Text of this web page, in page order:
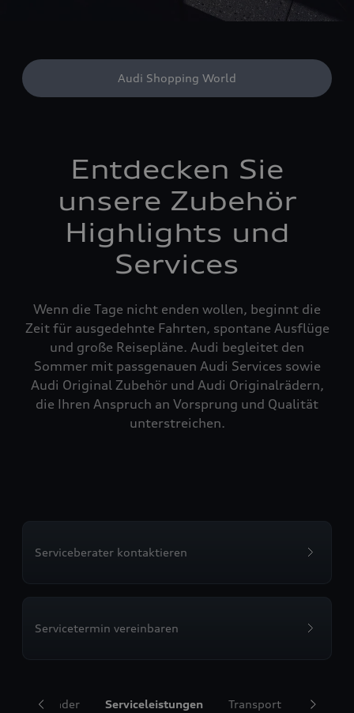
Audi Shopping World
Entdecken Sie
unsere Zubehör
Highlights und
Services
Wenn die Tage nicht enden wollen, beginnt die
Zeit für ausgedehnte Fahrten, spontane Ausflüge
und große Reisepläne. Audi begleitet den
Sommer mit passgenauen Audi Services sowie
Audi Original Zubehör und Audi Originalrädern,
die Ihren Anspruch an Vorsprung und Qualität
unterstreichen.
Serviceberater kontaktieren
Servicetermin vereinbaren
und Räder Serviceleistungen Transport